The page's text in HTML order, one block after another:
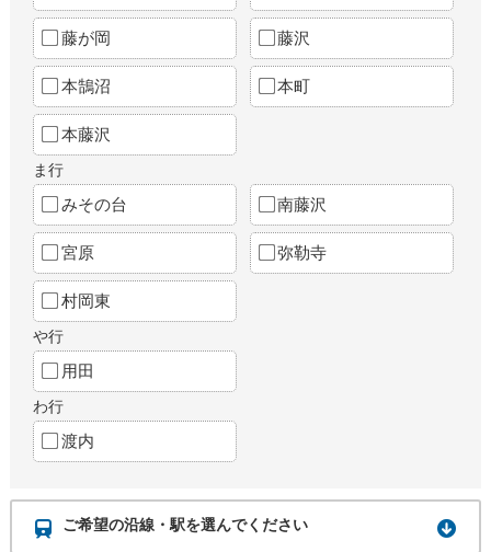
藤が岡 藤沢
本鵠沼 本町
本藤沢
ま行
みその台 南藤沢
宮原 弥勒寺
村岡東
や行
用田
わ行
渡内
ご希望の沿線・駅を選んでください